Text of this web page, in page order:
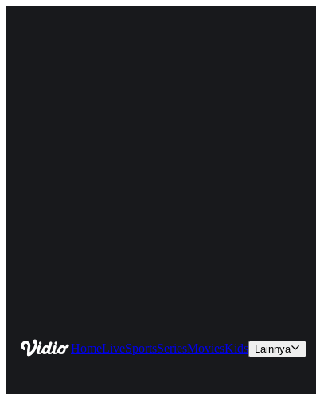
HomeLiveSportsSeriesMoviesKids Lainnya